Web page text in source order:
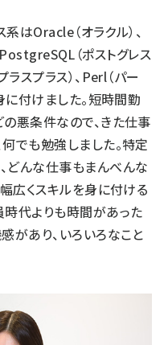
はOracle（オラクル）、
（ポストグレス
スプラス）、Perl（パー
に付けました。短時間勤
悪条件なので、きた仕事
でも勉強しました。特定
どんな仕事もまんべんな
広くスキルを身に付ける
時代よりも時間があった
があり、いろいろなこと